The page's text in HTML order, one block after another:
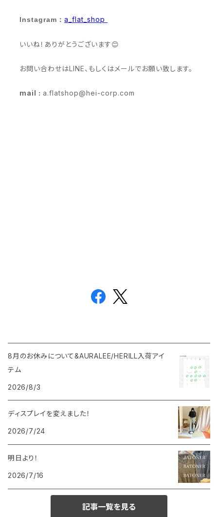
Instagram： a_flat_shop
いいね！ありがとうございます😊
お問い合わせはLINE、もしくはメールでお願い致します。
mail : a.flatshop@hei-corp.com
8月のお休みについて&AURALEE/HERILL入荷アイ
テム
2026/8/3
ディスプレイを変えました！
2026/7/24
明日より！
2026/7/16
記事一覧を見る